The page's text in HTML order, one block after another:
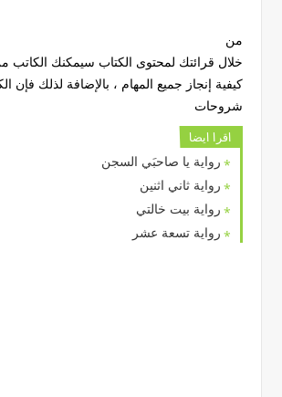
من
خلال قرائتك لمحتوى الكتاب سيمكنك الكاتب
كيفية إنجاز جميع المهام ، بالإضافة لذلك فإن
شروحات
اقرا ايضا
رواية يا صاحبَي السجن
رواية ثاني اثنين
رواية بيت خالتي
رواية تسعة عشر